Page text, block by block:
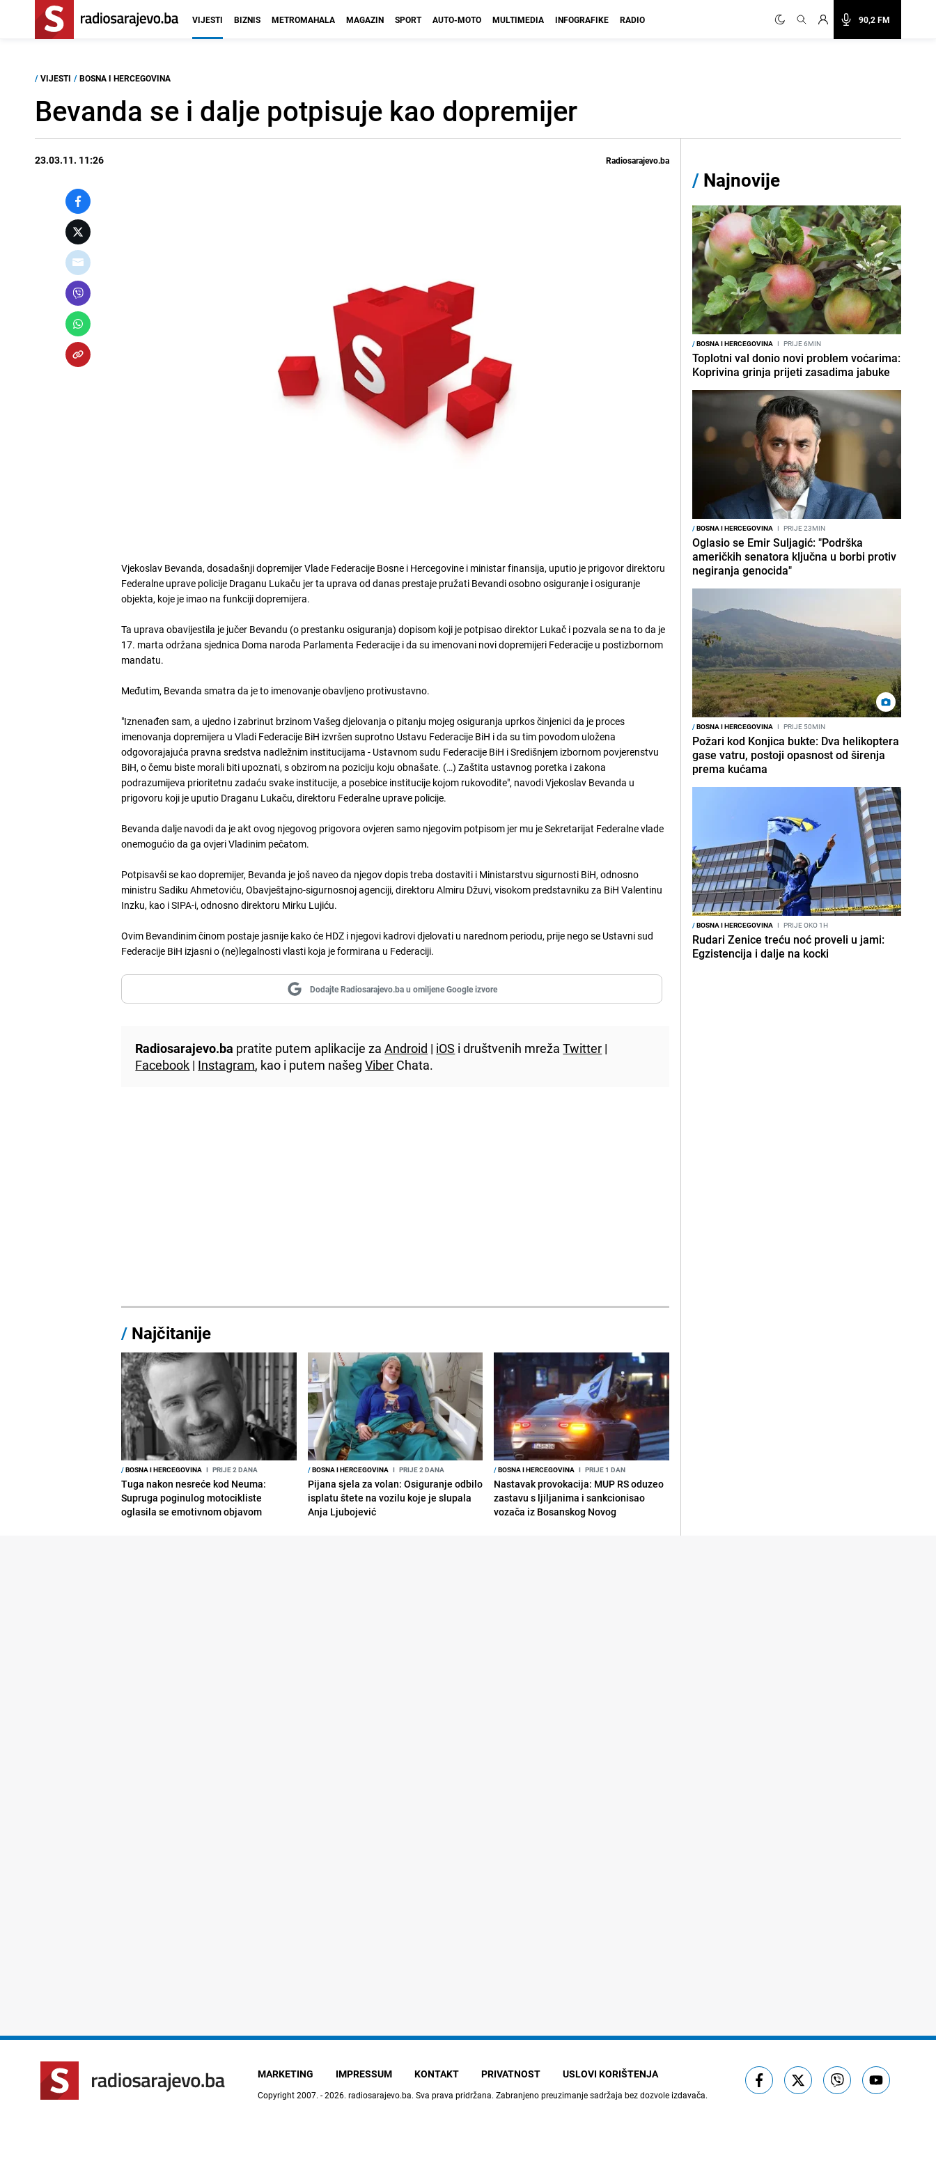
90,2 FM
VIJESTI BIZNIS METROMAHALA MAGAZIN SPORT AUTO-MOTO MULTIMEDIA INFOGRAFIKE RADIO
/ VIJESTI / BOSNA I HERCEGOVINA
Bevanda se i dalje potpisuje kao dopremijer
23.03.11. 11:26 Radiosarajevo.ba
Vjekoslav Bevanda, dosadašnji dopremijer Vlade Federacije Bosne i Hercegovine i ministar finansija, uputio je prigovor direktoru
Federalne uprave policije Draganu Lukaču jer ta uprava od danas prestaje pružati Bevandi osobno osiguranje i osiguranje
objekta, koje je imao na funkciji dopremijera.
Ta uprava obavijestila je jučer Bevandu (o prestanku osiguranja) dopisom koji je potpisao direktor Lukač i pozvala se na to da je
17. marta održana sjednica Doma naroda Parlamenta Federacije i da su imenovani novi dopremijeri Federacije u postizbornom
mandatu.
Međutim, Bevanda smatra da je to imenovanje obavljeno protivustavno.
"Iznenađen sam, a ujedno i zabrinut brzinom Vašeg djelovanja o pitanju mojeg osiguranja uprkos činjenici da je proces
imenovanja dopremijera u Vladi Federacije BiH izvršen suprotno Ustavu Federacije BiH i da su tim povodom uložena
odgovorajajuća pravna sredstva nadležnim institucijama - Ustavnom sudu Federacije BiH i Središnjem izbornom povjerenstvu
BiH, o čemu biste morali biti upoznati, s obzirom na poziciju koju obnašate. (…) Zaštita ustavnog poretka i zakona
podrazumijeva prioritetnu zadaću svake institucije, a posebice institucije kojom rukovodite", navodi Vjekoslav Bevanda u
prigovoru koji je uputio Draganu Lukaču, direktoru Federalne uprave policije.
Bevanda dalje navodi da je akt ovog njegovog prigovora ovjeren samo njegovim potpisom jer mu je Sekretarijat Federalne vlade
onemogućio da ga ovjeri Vladinim pečatom.
Potpisavši se kao dopremijer, Bevanda je još naveo da njegov dopis treba dostaviti i Ministarstvu sigurnosti BiH, odnosno
ministru Sadiku Ahmetoviću, Obavještajno-sigurnosnoj agenciji, direktoru Almiru Džuvi, visokom predstavniku za BiH Valentinu
Inzku, kao i SIPA-i, odnosno direktoru Mirku Lujiću.
Ovim Bevandinim činom postaje jasnije kako će HDZ i njegovi kadrovi djelovati u narednom periodu, prije nego se Ustavni sud
Federacije BiH izjasni o (ne)legalnosti vlasti koja je formirana u Federaciji.
Dodajte Radiosarajevo.ba u omiljene Google izvore
Radiosarajevo.ba pratite putem aplikacije zaAndroid | iOS i društvenih mrežaTwitter |
Facebook | Instagram, kao i putem našegViber Chata.
/ Najčitanije
/BOSNA I HERCEGOVINA I PRIJE 2 DANA
Tuga nakon nesreće kod Neuma:
Supruga poginulog motocikliste
oglasila se emotivnom objavom
/BOSNA I HERCEGOVINA I PRIJE 2 DANA
Pijana sjela za volan: Osiguranje odbilo
isplatu štete na vozilu koje je slupala
Anja Ljubojević
/BOSNA I HERCEGOVINA I PRIJE 1 DAN
Nastavak provokacija: MUP RS oduzeo
zastavu s ljiljanima i sankcionisao
vozača iz Bosanskog Novog
/ Najnovije
/BOSNA I HERCEGOVINA I PRIJE 6MIN
Toplotni val donio novi problem voćarima:
Koprivina grinja prijeti zasadima jabuke
/BOSNA I HERCEGOVINA I PRIJE 23MIN
Oglasio se Emir Suljagić: "Podrška
američkih senatora ključna u borbi protiv
negiranja genocida"
/BOSNA I HERCEGOVINA I PRIJE 50MIN
Požari kod Konjica bukte: Dva helikoptera
gase vatru, postoji opasnost od širenja
prema kućama
/BOSNA I HERCEGOVINA I PRIJE OKO 1H
Rudari Zenice treću noć proveli u jami:
Egzistencija i dalje na kocki
MARKETING IMPRESSUM KONTAKT PRIVATNOST USLOVI KORIŠTENJA
Copyright 2007. - 2026. radiosarajevo.ba. Sva prava pridržana. Zabranjeno preuzimanje sadržaja bez dozvole izdavača.